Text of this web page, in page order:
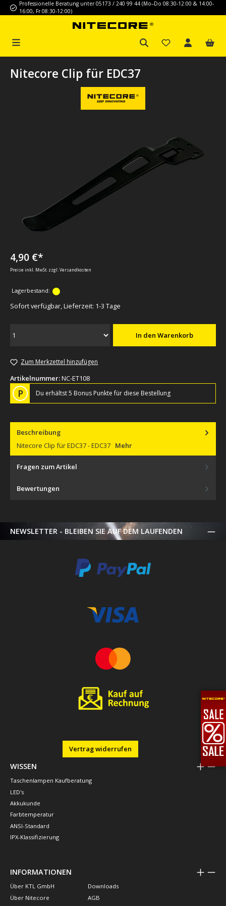
Zum Hauptinhalt springen
Professionelle Beratung unter 05173 / 240 99 44 (Mo–Do 08:30-12:00 & 14:00-
16:00, Fr 08:30-12:00)
Nitecore Clip für EDC37
4,90 €*
Preise inkl. MwSt. zzgl. Versandkosten
Lagerbestand:
Sofort verfügbar, Lieferzeit: 1-3 Tage
In den Warenkorb
Zum Merkzettel hinzufügen
Artikelnummer:NC-ET108
P Du erhältst 5 Bonus Punkte für diese Bestellung
Beschreibung
Nitecore Clip für EDC37 - EDC37 Mehr
Fragen zum Artikel
Bewertungen
NEWSLETTER - BLEIBEN SIE AUF DEM LAUFENDEN
Vertrag widerrufen
WISSEN
Taschenlampen Kaufberatung
LED's
Akkukunde
Farbtemperatur
ANSI-Standard
IPX-Klassifizierung
INFORMATIONEN
Über KTL GmbH
Über Nitecore
Downloads
AGB